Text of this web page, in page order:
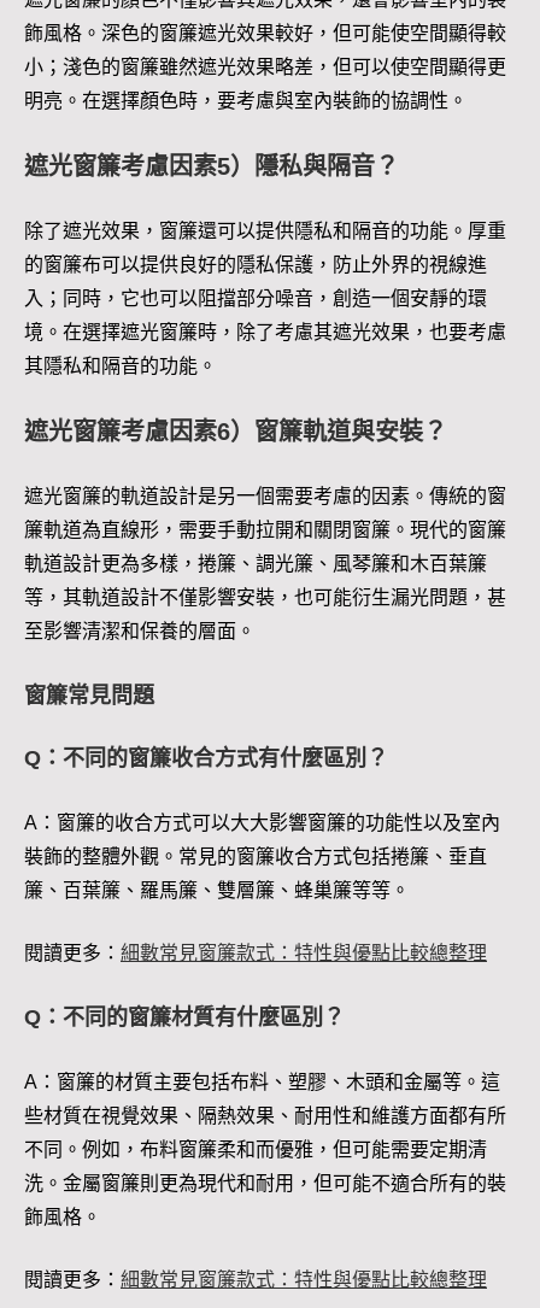
飾風格。深色的窗簾遮光效果較好，但可能使空間顯得較
小；淺色的窗簾雖然遮光效果略差，但可以使空間顯得更
明亮。在選擇顏色時，要考慮與室內裝飾的協調性。
遮光窗簾考慮因素5）隱私與隔音？
除了遮光效果，窗簾還可以提供隱私和隔音的功能。厚重
的窗簾布可以提供良好的隱私保護，防止外界的視線進
入；同時，它也可以阻擋部分噪音，創造一個安靜的環
境。在選擇遮光窗簾時，除了考慮其遮光效果，也要考慮
其隱私和隔音的功能。
遮光窗簾考慮因素6）窗簾軌道與安裝？
遮光窗簾的軌道設計是另一個需要考慮的因素。傳統的窗
簾軌道為直線形，需要手動拉開和關閉窗簾。現代的窗簾
軌道設計更為多樣，捲簾、調光簾、風琴簾和木百葉簾
等，其軌道設計不僅影響安裝，也可能衍生漏光問題，甚
至影響清潔和保養的層面。
窗簾常見問題
Q：不同的窗簾收合方式有什麼區別？
A：窗簾的收合方式可以大大影響窗簾的功能性以及室內
裝飾的整體外觀。常見的窗簾收合方式包括捲簾、垂直
簾、百葉簾、羅馬簾、雙層簾、蜂巢簾等等。
閱讀更多： 細數常見窗簾款式：特性與優點比較總整理
Q：不同的窗簾材質有什麼區別？
A：窗簾的材質主要包括布料、塑膠、木頭和金屬等。這
些材質在視覺效果、隔熱效果、耐用性和維護方面都有所
不同。例如，布料窗簾柔和而優雅，但可能需要定期清
洗。金屬窗簾則更為現代和耐用，但可能不適合所有的裝
飾風格。
閱讀更多： 細數常見窗簾款式：特性與優點比較總整理